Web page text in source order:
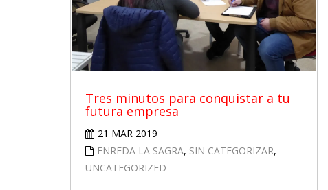
Tres minutos para conquistar a tu
futura empresa
21 MAR 2019
ENREDA LA SAGRA, SIN CATEGORIZAR,
UNCATEGORIZED